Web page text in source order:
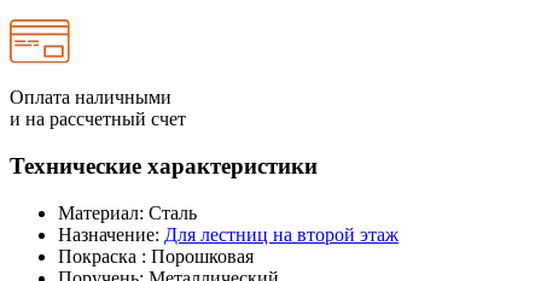
Оплата наличными
и на рассчетный счет
Технические характеристики
Материал: Сталь
Назначение: Для лестниц на второй этаж
Покраска : Порошковая